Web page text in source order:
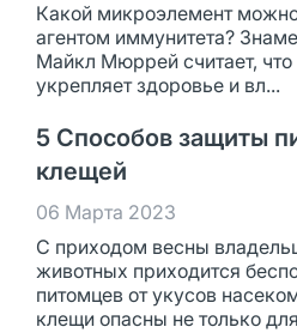
Какой микроэлемент
агентом иммунитета?
Майкл Мюррей считает,
укрепляет здоровье и вл...
5 Способов защиты
клещей
06 Марта 2023
С приходом весны
животных приходится
питомцев от укусов
клещи опасны не только